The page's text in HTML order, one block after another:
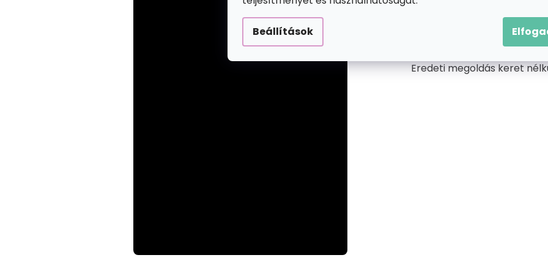
Beállítások
44.17%
LÁTTAD
Eredeti megoldás keret